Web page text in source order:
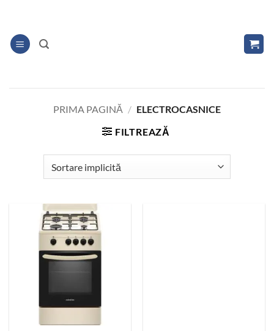
content
PRIMA PAGINĂ / ELECTROCASNICE
FILTREAZĂ